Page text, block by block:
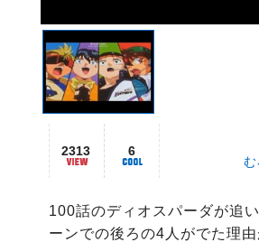
2313 6
む
100話のディオスパーダが追
ーンでの後ろの4人がでた理由